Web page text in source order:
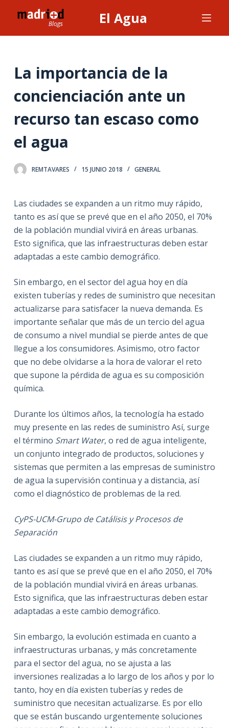
l
n
e
El Agua
La importancia de la
concienciación ante un
recurso tan escaso como
el agua
REMTAVARES 15 JUNIO 2018 GENERAL
Las ciudades se expanden a un ritmo muy rápido,
tanto es así que se prevé que en el año 2050, el 70%
de la población mundial vivirá en áreas urbanas.
Esto significa, que las infraestructuras deben estar
adaptadas a este cambio demográfico.
Sin embargo, en el sector del agua hoy en día
existen tuberías y redes de suministro que necesitan
actualizarse para satisfacer la nueva demanda. Es
importante señalar que más de un tercio del agua
de consumo a nivel mundial se pierde antes de que
llegue a los consumidores. Asimismo, otro factor
que no debe olvidarse a la hora de valorar el reto
que supone la pérdida de agua es su composición
química.
Durante los últimos años, la tecnología ha estado
muy presente en las redes de suministro Así, surge
el término Smart Water, o red de agua inteligente,
un conjunto integrado de productos, soluciones y
sistemas que permiten a las empresas de suministro
de agua la supervisión continua y a distancia, así
como el diagnóstico de problemas de la red.
CyPS-UCM-Grupo de Catálisis y Procesos de
Separación
Las ciudades se expanden a un ritmo muy rápido,
tanto es así que se prevé que en el año 2050, el 70%
de la población mundial vivirá en áreas urbanas.
Esto significa, que las infraestructuras deben estar
adaptadas a este cambio demográfico.
Sin embargo, la evolución estimada en cuanto a
infraestructuras urbanas, y más concretamente
para el sector del agua, no se ajusta a las
inversiones realizadas a lo largo de los años y por lo
tanto, hoy en día existen tuberías y redes de
suministro que necesitan actualizarse. Es por ello
que se están buscando urgentemente soluciones